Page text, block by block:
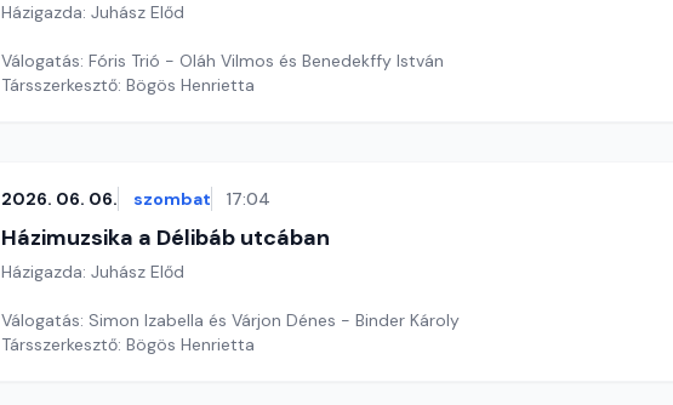
Házigazda: Juhász Előd
Válogatás: Fóris Trió - Oláh Vilmos és Benedekffy István
Társszerkesztő: Bögös Henrietta
2026. 06. 06. szombat 17:04
Házimuzsika a Délibáb utcában
Házigazda: Juhász Előd
Válogatás: Simon Izabella és Várjon Dénes - Binder Károly
Társszerkesztő: Bögös Henrietta